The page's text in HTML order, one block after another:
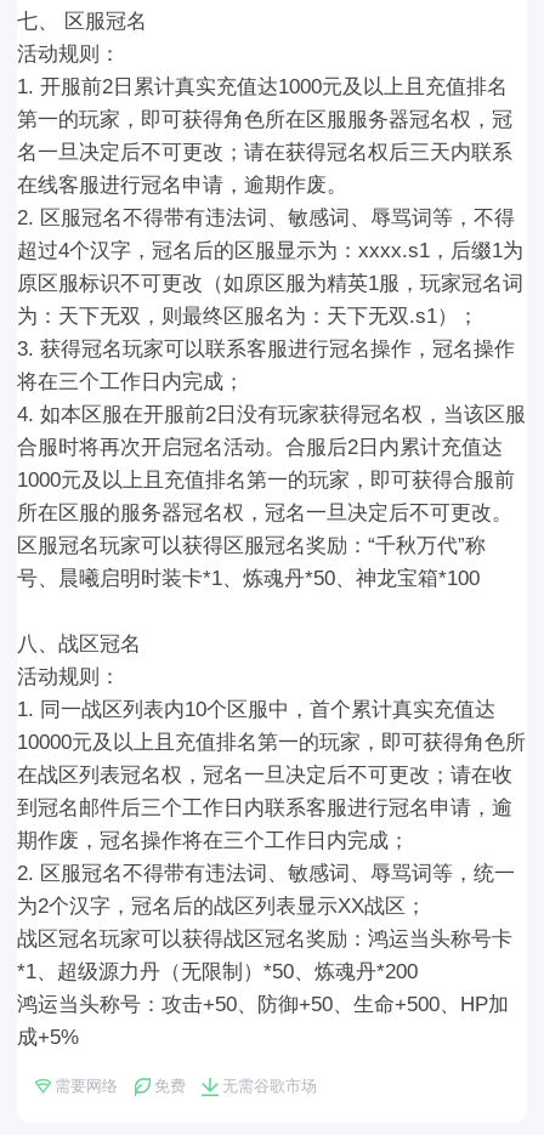
七、 区服冠名
活动规则：
1. 开服前2日累计真实充值达1000元及以上且充值排名
第一的玩家，即可获得角色所在区服服务器冠名权，冠
名一旦决定后不可更改；请在获得冠名权后三天内联系
在线客服进行冠名申请，逾期作废。
2. 区服冠名不得带有违法词、敏感词、辱骂词等，不得
超过4个汉字，冠名后的区服显示为：xxxx.s1，后缀1为
原区服标识不可更改（如原区服为精英1服，玩家冠名词
为：天下无双，则最终区服名为：天下无双.s1）；
3. 获得冠名玩家可以联系客服进行冠名操作，冠名操作
将在三个工作日内完成；
4. 如本区服在开服前2日没有玩家获得冠名权，当该区服
合服时将再次开启冠名活动。合服后2日内累计充值达
1000元及以上且充值排名第一的玩家，即可获得合服前
所在区服的服务器冠名权，冠名一旦决定后不可更改。
区服冠名玩家可以获得区服冠名奖励：“千秋万代”称
号、晨曦启明时装卡*1、炼魂丹*50、神龙宝箱*100
八、战区冠名
活动规则：
1. 同一战区列表内10个区服中，首个累计真实充值达
10000元及以上且充值排名第一的玩家，即可获得角色所
在战区列表冠名权，冠名一旦决定后不可更改；请在收
到冠名邮件后三个工作日内联系客服进行冠名申请，逾
期作废，冠名操作将在三个工作日内完成；
2. 区服冠名不得带有违法词、敏感词、辱骂词等，统一
为2个汉字，冠名后的战区列表显示XX战区；
战区冠名玩家可以获得战区冠名奖励：鸿运当头称号卡
*1、超级源力丹（无限制）*50、炼魂丹*200
鸿运当头称号：攻击+50、防御+50、生命+500、HP加
成+5%
需要网络 免费 无需谷歌市场